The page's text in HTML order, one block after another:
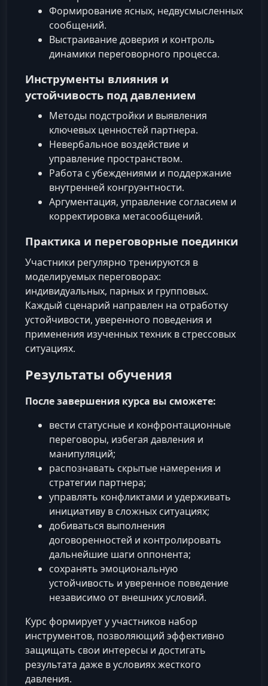
Формирование ясных, недвусмысленных
сообщений.
Выстраивание доверия и контроль
динамики переговорного процесса.
Инструменты влияния и
устойчивость под давлением
Методы подстройки и выявления
ключевых ценностей партнера.
Невербальное воздействие и
управление пространством.
Работа с убеждениями и поддержание
внутренней конгруэнтности.
Аргументация, управление согласием и
корректировка метасообщений.
Практика и переговорные поединки
Участники регулярно тренируются в
моделируемых переговорах:
индивидуальных, парных и групповых.
Каждый сценарий направлен на отработку
устойчивости, уверенного поведения и
применения изученных техник в стрессовых
ситуациях.
Результаты обучения
После завершения курса вы сможете:
вести статусные и конфронтационные
переговоры, избегая давления и
манипуляций;
распознавать скрытые намерения и
стратегии партнера;
управлять конфликтами и удерживать
инициативу в сложных ситуациях;
добиваться выполнения
договоренностей и контролировать
дальнейшие шаги оппонента;
сохранять эмоциональную
устойчивость и уверенное поведение
независимо от внешних условий.
Курс формирует у участников набор
инструментов, позволяющий эффективно
защищать свои интересы и достигать
результата даже в условиях жесткого
давления.